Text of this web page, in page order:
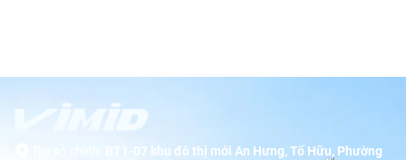
BT1-07 khu đô thị mới An Hưng, Tố Hữu, Phường